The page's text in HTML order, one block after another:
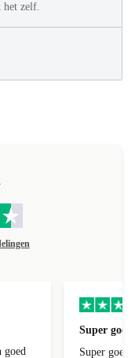
het zelf.
goed
Super
Super